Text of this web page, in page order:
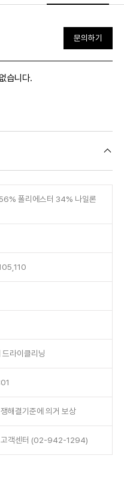
문의하기
습니다.
폴리에스터 34% 나일론
라이클리닝
해결기준에 의거 보상
고객센터 (02-942-1294)